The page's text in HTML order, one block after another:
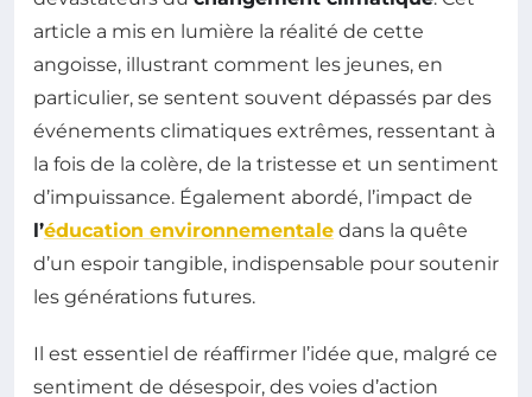
article a mis en lumière la réalité de cette
angoisse, illustrant comment les jeunes, en
particulier, se sentent souvent dépassés par des
événements climatiques extrêmes, ressentant à
la fois de la colère, de la tristesse et un sentiment
d’impuissance. Également abordé, l’impact de
l’éducation environnementale dans la quête
d’un espoir tangible, indispensable pour soutenir
les générations futures.
Il est essentiel de réaffirmer l’idée que, malgré ce
sentiment de désespoir, des voies d’action